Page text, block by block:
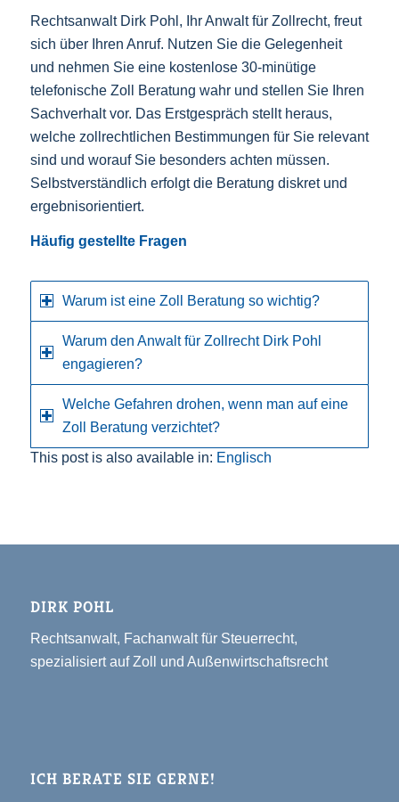
Rechtsanwalt Dirk Pohl, Ihr Anwalt für Zollrecht, freut
sich über Ihren Anruf. Nutzen Sie die Gelegenheit
und nehmen Sie eine kostenlose 30-minütige
telefonische Zoll Beratung wahr und stellen Sie Ihren
Sachverhalt vor. Das Erstgespräch stellt heraus,
welche zollrechtlichen Bestimmungen für Sie relevant
sind und worauf Sie besonders achten müssen.
Selbstverständlich erfolgt die Beratung diskret und
ergebnisorientiert.
Häufig gestellte Fragen
Warum ist eine Zoll Beratung so wichtig?
Warum den Anwalt für Zollrecht Dirk Pohl
engagieren?
Welche Gefahren drohen, wenn man auf eine
Zoll Beratung verzichtet?
This post is also available in: Englisch
DIRK POHL
Rechtsanwalt, Fachanwalt für Steuerrecht,
spezialisiert auf Zoll und Außenwirtschaftsrecht
ICH BERATE SIE GERNE!